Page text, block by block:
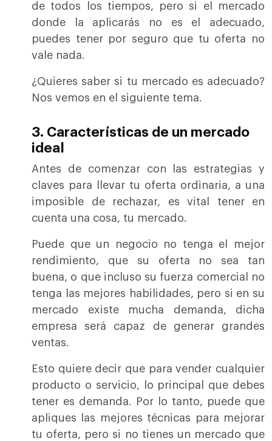
de todos los tiempos, pero si el mercado
donde la aplicarás no es el adecuado,
puedes tener por seguro que tu oferta no
vale nada.
¿Quieres saber si tu mercado es adecuado?
Nos vemos en el siguiente tema.
3. Características de un mercado
ideal
Antes de comenzar con las estrategias y
claves para llevar tu oferta ordinaria, a una
imposible de rechazar, es vital tener en
cuenta una cosa, tu mercado.
Puede que un negocio no tenga el mejor
rendimiento, que su oferta no sea tan
buena, o que incluso su fuerza comercial no
tenga las mejores habilidades, pero si en su
mercado existe mucha demanda, dicha
empresa será capaz de generar grandes
ventas.
Esto quiere decir que para vender cualquier
producto o servicio, lo principal que debes
tener es demanda. Por lo tanto, puede que
apliques las mejores técnicas para mejorar
tu oferta, pero si no tienes un mercado que